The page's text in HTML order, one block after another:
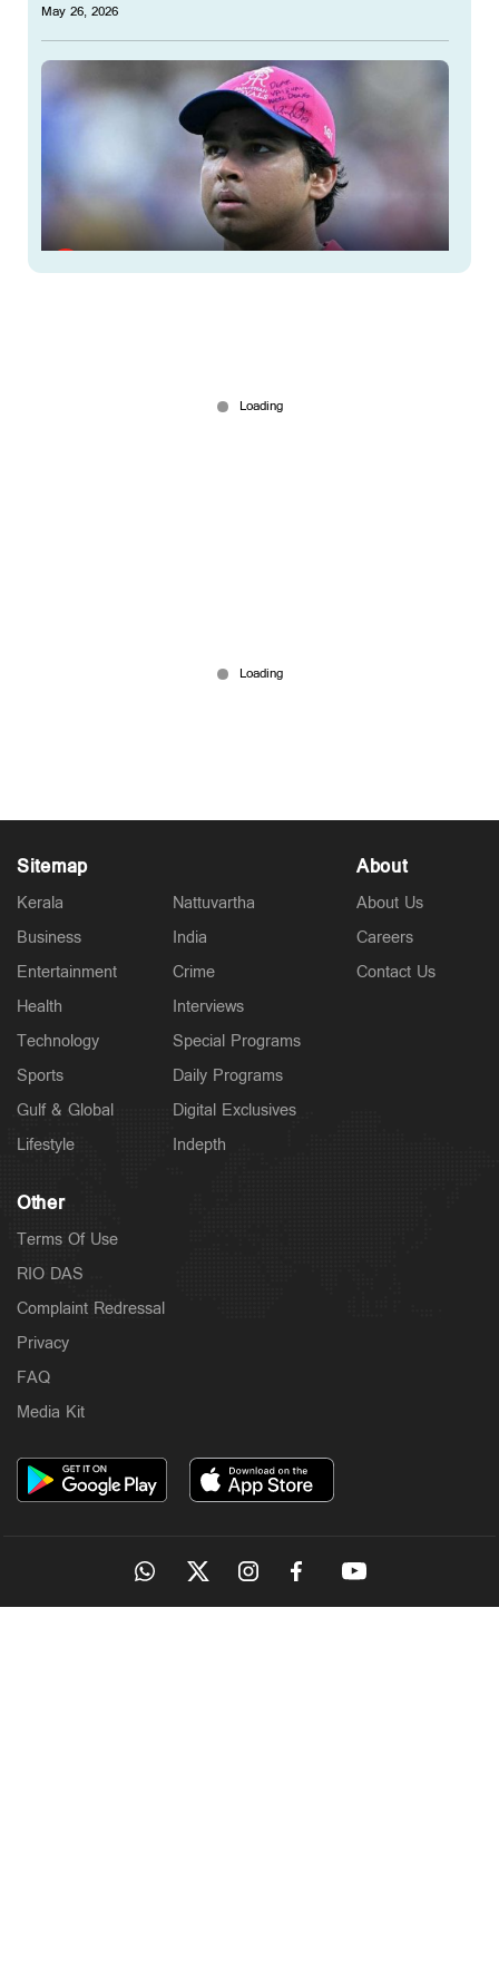
May 26, 2026
ഹാര്‍ദിക് പാണ്ഡ്യ ചെന്നൈയിലേക്ക്? ഇന്‍സ്റ്റഗ്രാം
Sitemap
Kerala
Business
Entertainment
Health
Technology
Sports
Gulf & Global
Lifestyle
Nattuvartha
India
Crime
Interviews
Special Programs
Daily Programs
Digital Exclusives
Indepth
About
About Us
Careers
Contact Us
Other
Terms Of Use
RIO DAS
Complaint Redressal
Privacy
FAQ
Media Kit